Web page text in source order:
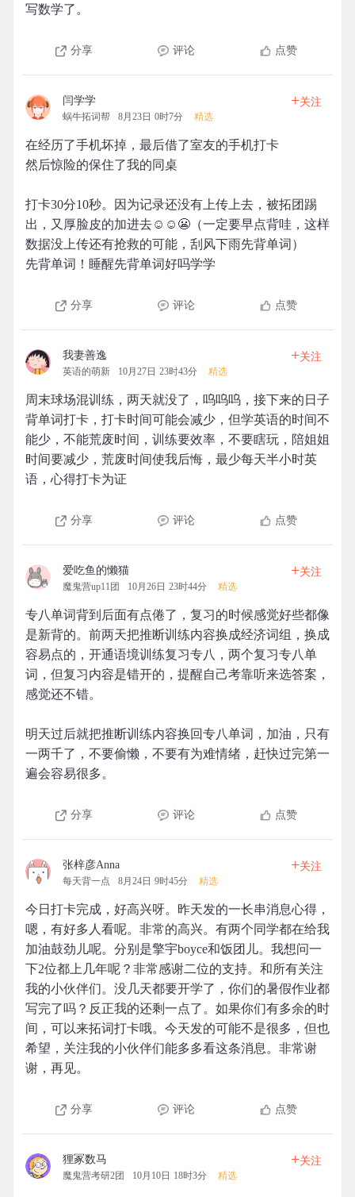
写数学了。
分享 评论 点赞
闫学学
蜗牛拓词帮 8月23日 0时7分 精选
+关注
在经历了手机坏掉，最后借了室友的手机打卡
然后惊险的保住了我的同桌
打卡30分10秒。因为记录还没有上传上去，被拓团踢
出，又厚脸皮的加进去☺️☺️😬（一定要早点背哇，这样
数据没上传还有抢救的可能，刮风下雨先背单词）
先背单词！睡醒先背单词好吗学学
分享 评论 点赞
我妻善逸
英语的萌新 10月27日 23时43分 精选
+关注
周末球场混训练，两天就没了，呜呜呜，接下来的日子
背单词打卡，打卡时间可能会减少，但学英语的时间不
能少，不能荒废时间，训练要效率，不要瞎玩，陪姐姐
时间要减少，荒废时间使我后悔，最少每天半小时英
语，心得打卡为证
分享 评论 点赞
爱吃鱼的懒猫
魔鬼营up11团 10月26日 23时44分 精选
+关注
专八单词背到后面有点倦了，复习的时候感觉好些都像
是新背的。前两天把推断训练内容换成经济词组，换成
容易点的，开通语境训练复习专八，两个复习专八单
词，但复习内容是错开的，提醒自己考靠听来选答案，
感觉还不错。
明天过后就把推断训练内容换回专八单词，加油，只有
一两千了，不要偷懒，不要有为难情绪，赶快过完第一
遍会容易很多。
分享 评论 点赞
张梓彦Anna
每天背一点 8月24日 9时45分 精选
+关注
今日打卡完成，好高兴呀。昨天发的一长串消息心得，
嗯，有好多人看呢。非常的高兴。有两个同学都在给我
加油鼓劲儿呢。分别是擎宇boyce和饭团儿。我想问一
下2位都上几年呢？非常感谢二位的支持。和所有关注
我的小伙伴们。没几天都要开学了，你们的暑假作业都
写完了吗？反正我的还剩一点了。如果你们有多余的时
间，可以来拓词打卡哦。今天发的可能不是很多，但也
希望，关注我的小伙伴们能多多看这条消息。非常谢
谢，再见。
分享 评论 点赞
狸冢数马
魔鬼营考研2团 10月10日 18时3分 精选
+关注